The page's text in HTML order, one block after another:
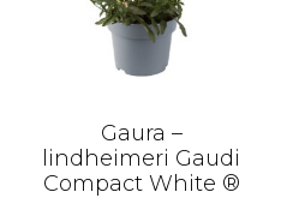
Gaura –
lindheimeri Gaudi
Compact White ®